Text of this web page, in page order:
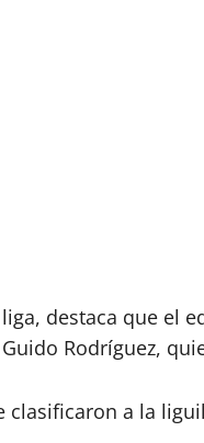
destaca que el
Rodríguez,
a la